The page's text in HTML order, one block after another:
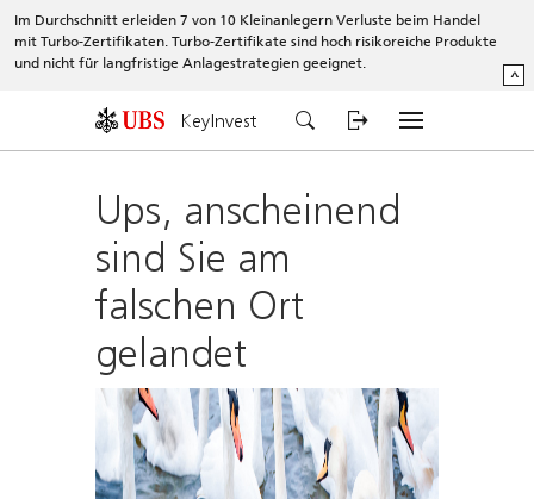
Im Durchschnitt erleiden 7 von 10 Kleinanlegern Verluste beim Handel
mit Turbo-Zertifikaten. Turbo-Zertifikate sind hoch risikoreiche Produkte
und nicht für langfristige Anlagestrategien geeignet.
^
KeyInvest
Ups, anscheinend
sind Sie am
falschen Ort
gelandet